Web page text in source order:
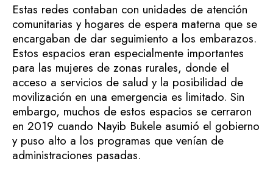
Estas redes contaban con unidades de atención
comunitarias y hogares de espera materna que se
encargaban de dar seguimiento a los embarazos.
Estos espacios eran especialmente importantes
para las mujeres de zonas rurales, donde el
acceso a servicios de salud y la posibilidad de
movilización en una emergencia es limitado. Sin
embargo, muchos de estos espacios se cerraron
en 2019 cuando Nayib Bukele asumió el gobierno
y puso alto a los programas que venían de
administraciones pasadas.